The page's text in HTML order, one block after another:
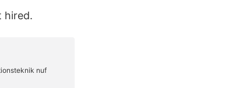
hired.